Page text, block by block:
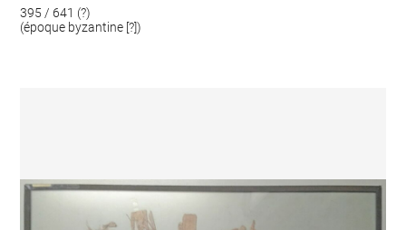
395 / 641 (?)
(époque byzantine [?])